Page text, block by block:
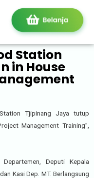
Station
in House
Tjipinang Jaya tutup
Management Training”,
Deputi Kepala
Kasi Dep. MT. Berlangsung